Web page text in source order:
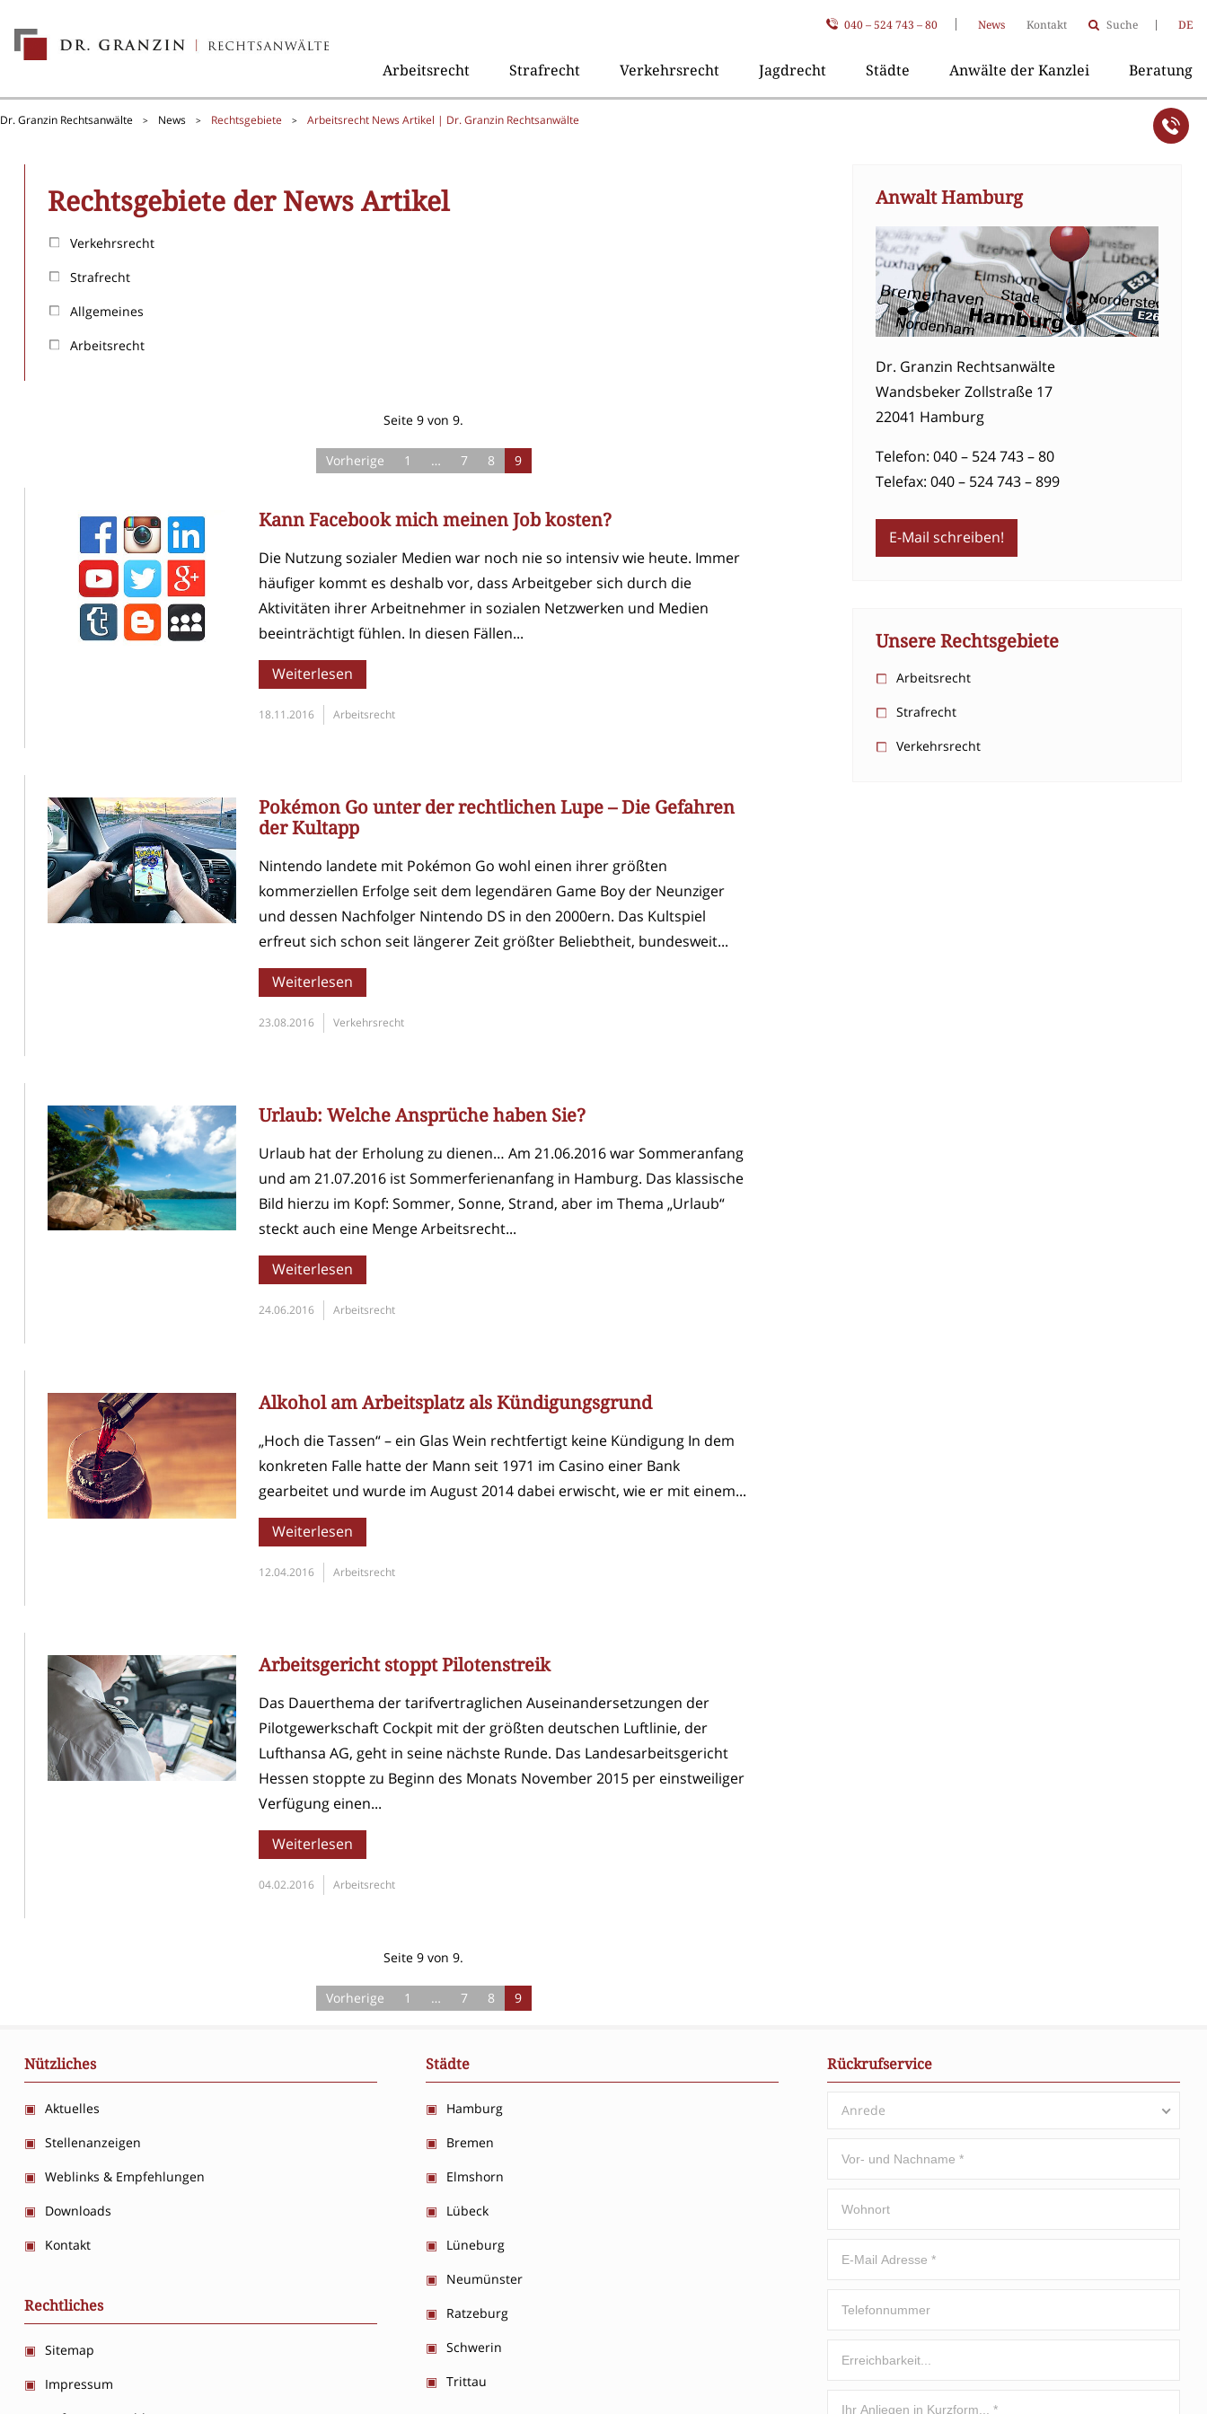
040 – 524 743 – 80 News Kontakt Suche DE
Arbeitsrecht Strafrecht Verkehrsrecht Jagdrecht Städte Anwälte der Kanzlei Beratung
Dr. Granzin Rechtsanwälte > News > Rechtsgebiete > Arbeitsrecht News Artikel | Dr. Granzin Rechtsanwälte
Rechtsgebiete der News Artikel
Verkehrsrecht
Strafrecht
Allgemeines
Arbeitsrecht
Seite 9 von 9.
Vorherige 1 … 7 8 9
Kann Facebook mich meinen Job kosten?
Die Nutzung sozialer Medien war noch nie so intensiv wie heute. Immer
häufiger kommt es deshalb vor, dass Arbeitgeber sich durch die
Aktivitäten ihrer Arbeitnehmer in sozialen Netzwerken und Medien
beeinträchtigt fühlen. In diesen Fällen...
Weiterlesen
18.11.2016 Arbeitsrecht
Pokémon Go unter der rechtlichen Lupe – Die Gefahren
der Kultapp
Nintendo landete mit Pokémon Go wohl einen ihrer größten
kommerziellen Erfolge seit dem legendären Game Boy der Neunziger
und dessen Nachfolger Nintendo DS in den 2000ern. Das Kultspiel
erfreut sich schon seit längerer Zeit größter Beliebtheit, bundesweit...
Weiterlesen
23.08.2016 Verkehrsrecht
Urlaub: Welche Ansprüche haben Sie?
Urlaub hat der Erholung zu dienen… Am 21.06.2016 war Sommeranfang
und am 21.07.2016 ist Sommerferienanfang in Hamburg. Das klassische
Bild hierzu im Kopf: Sommer, Sonne, Strand, aber im Thema „Urlaub“
steckt auch eine Menge Arbeitsrecht...
Weiterlesen
24.06.2016 Arbeitsrecht
Alkohol am Arbeitsplatz als Kündigungsgrund
„Hoch die Tassen“ – ein Glas Wein rechtfertigt keine Kündigung In dem
konkreten Falle hatte der Mann seit 1971 im Casino einer Bank
gearbeitet und wurde im August 2014 dabei erwischt, wie er mit einem...
Weiterlesen
12.04.2016 Arbeitsrecht
Arbeitsgericht stoppt Pilotenstreik
Das Dauerthema der tarifvertraglichen Auseinandersetzungen der
Pilotgewerkschaft Cockpit mit der größten deutschen Luftlinie, der
Lufthansa AG, geht in seine nächste Runde. Das Landesarbeitsgericht
Hessen stoppte zu Beginn des Monats November 2015 per einstweiliger
Verfügung einen...
Weiterlesen
04.02.2016 Arbeitsrecht
Seite 9 von 9.
Vorherige 1 … 7 8 9
Anwalt Hamburg
Dr. Granzin Rechtsanwälte
Wandsbeker Zollstraße 17
22041 Hamburg
Telefon: 040 – 524 743 – 80
Telefax: 040 – 524 743 – 899
E-Mail schreiben!
Unsere Rechtsgebiete
Arbeitsrecht
Strafrecht
Verkehrsrecht
Nützliches
Aktuelles
Stellenanzeigen
Weblinks & Empfehlungen
Downloads
Kontakt
Rechtliches
Sitemap
Impressum
Städte
Hamburg
Bremen
Elmshorn
Lübeck
Lüneburg
Neumünster
Ratzeburg
Schwerin
Trittau
Rückrufservice
Anrede